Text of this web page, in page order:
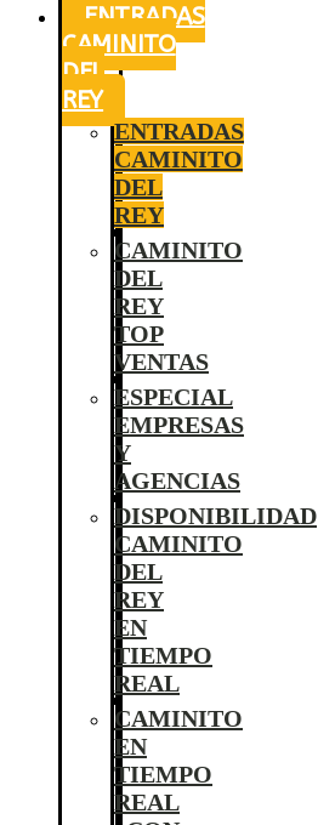
ENTRADAS
CAMINITO
DEL
REY
ENTRADAS
CAMINITO
DEL
REY
CAMINITO
DEL
REY
TOP
VENTAS
ESPECIAL
EMPRESAS
Y
AGENCIAS
DISPONIBILIDAD
CAMINITO
DEL
REY
EN
TIEMPO
REAL
CAMINITO
EN
TIEMPO
REAL